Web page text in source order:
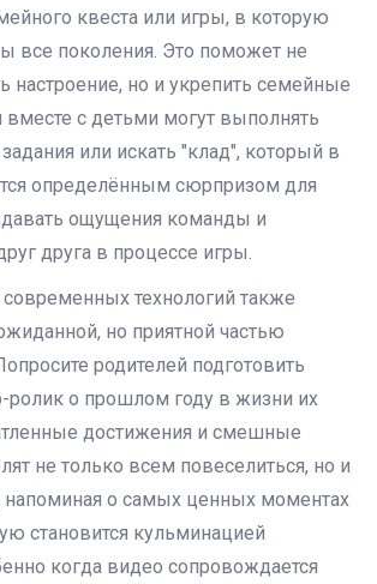
квеста или игры, в которую
все поколения. Это поможет не
настроение, но и укрепить семейные
вместе с детьми могут выполнять
или искать "клад", который в
определённым сюрпризом для
ощущения команды и
друга в процессе игры.
технологий также
но приятной частью
родителей подготовить
ролик о прошлом году в жизни их
достижения и смешные
не только всем повеселиться, но и
напоминая о самых ценных моментах
становится кульминацией
когда видео сопровождается